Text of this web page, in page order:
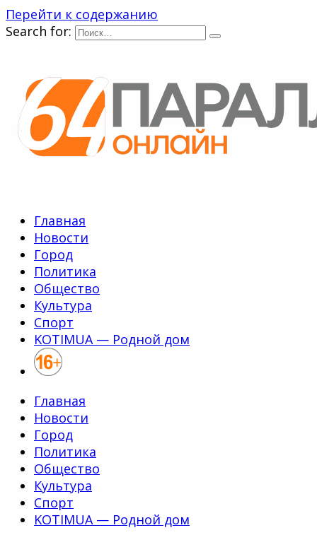
Перейти к содержанию
Search for:
Главная
Новости
Город
Политика
Общество
Культура
Спорт
KOTIMUA — Родной дом
Главная
Новости
Город
Политика
Общество
Культура
Спорт
KOTIMUA — Родной дом